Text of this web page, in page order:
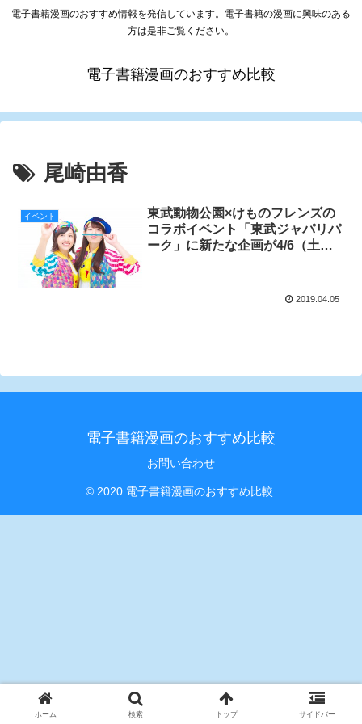
電子書籍漫画のおすすめ情報を発信しています。電子書籍の漫画に興味のある
方は是非ご覧ください。
電子書籍漫画のおすすめ比較
尾崎由香
イベント
東武動物公園×けものフレンズの
コラボイベント「東武ジャパリパ
ーク」に新たな企画が4/6（土）
2019.04.05
電子書籍漫画のおすすめ比較
お問い合わせ
© 2020 電子書籍漫画のおすすめ比較.
ホーム 検索 トップ サイドバー